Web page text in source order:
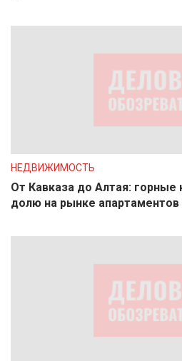
НЕДВИЖИМОСТЬ
От Кавказа до Алтая:
долю на рынке апартаментов